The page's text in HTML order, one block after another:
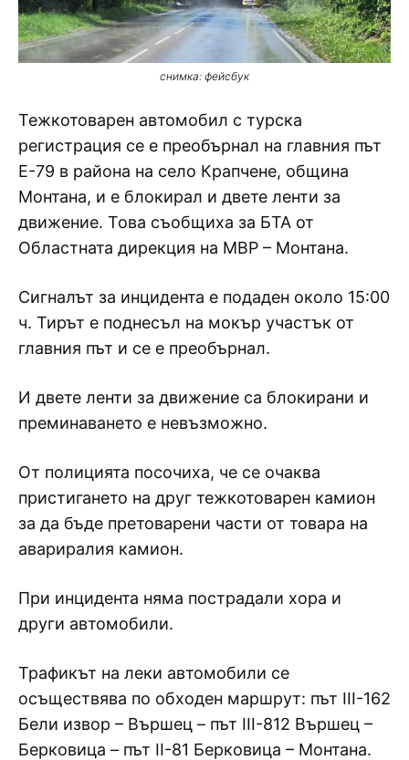
снимка: фейсбук
Тежкотоварен автомобил с турска
регистрация се е преобърнал на главния път
Е-79 в района на село Крапчене, община
Монтана, и е блокирал и двете ленти за
движение. Това съобщиха за БТА от
Областната дирекция на МВР – Монтана.
Сигналът за инцидента е подаден около 15:00
ч. Тирът е поднесъл на мокър участък от
главния път и се е преобърнал.
И двете ленти за движение са блокирани и
преминаването е невъзможно.
От полицията посочиха, че се очаква
пристигането на друг тежкотоварен камион
за да бъде претоварени части от товара на
авариралия камион.
При инцидента няма пострадали хора и
други автомобили.
Трафикът на леки автомобили се
осъществява по обходен маршрут: път III-162
Бели извор – Вършец – път III-812 Вършец –
Берковица – път II-81 Берковица – Монтана.